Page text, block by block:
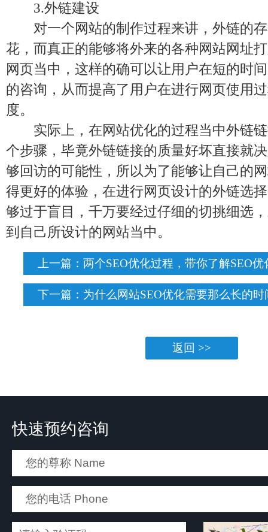
3.外链建设
对一个网站的制作过程来讲，外链的存
花，而真正的能够将外来的各种网站网址
网页当中，这样的确可以让用户在短的时
的咨询，从而提高了用户在进行网页使用
度。
实际上，在网站优化的过程当中外链链
个步骤，毕竟外链链接的质量好坏直接就
够回访的可能性，所以为了能够让自己的
得更好的体验，在进行网页设计的外链选
够过于盲目，千万要经过仔细的切挑细选
到自己所设计的网站当中。
上一篇：两个SEO优化过程，带你了解SEO优
下一篇： 为什么网站SEO优化需要那么长的时
返回 >>
快速预约咨询